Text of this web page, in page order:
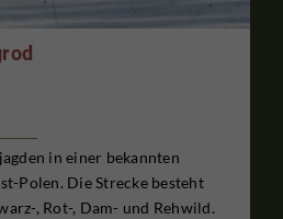
in einer bekannten
Polen. Die Strecke besteht
, Rot-, Dam- und Rehwild.